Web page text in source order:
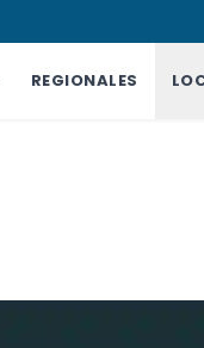
REGIONALES